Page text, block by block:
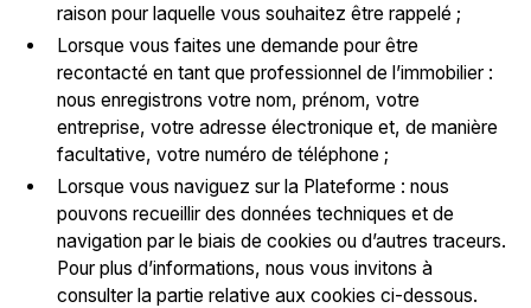
raison pour laquelle vous souhaitez être rappelé ;
Lorsque vous faites une demande pour être
recontacté en tant que professionnel de l’immobilier :
nous enregistrons votre nom, prénom, votre
entreprise, votre adresse électronique et, de manière
facultative, votre numéro de téléphone ;
Lorsque vous naviguez sur la Plateforme : nous
pouvons recueillir des données techniques et de
navigation par le biais de cookies ou d’autres traceurs.
Pour plus d’informations, nous vous invitons à
consulter la partie relative aux cookies ci-dessous.